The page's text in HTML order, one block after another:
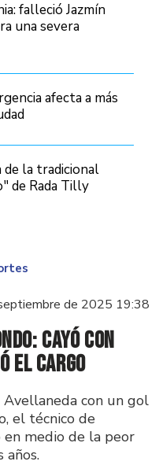
falleció Jazmín
una severa
afecta a más
la tradicional
de Rada Tilly
de 2025 19:38
cayó con
el cargo
con un gol
el técnico de
medio de la peor